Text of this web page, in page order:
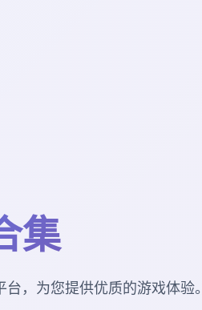
集
，为您提供优质的游戏体验。